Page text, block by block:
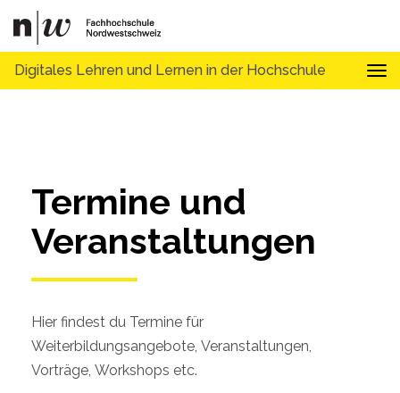
Digitales Lehren und Lernen in der Hochschule
Termine und
Veranstaltungen
Hier findest du Termine für
Weiterbildungsangebote, Veranstaltungen,
Vorträge, Workshops etc.